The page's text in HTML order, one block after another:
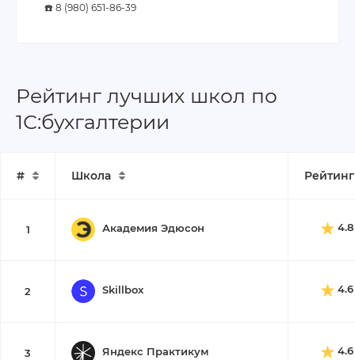
☎️ 8 (980) 651-86-39
Рейтинг лучших школ по
1С:бухгалтерии
# Школа Рейтинг
1 Академия Эдюсон 4.8
2 Skillbox 4.6
3 Яндекс Практикум 4.6